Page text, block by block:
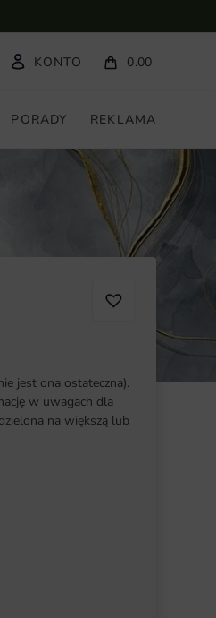
KONTO 0.00
PORADY REKLAMA
jest ona ostateczna).
w uwagach dla
na większą lub